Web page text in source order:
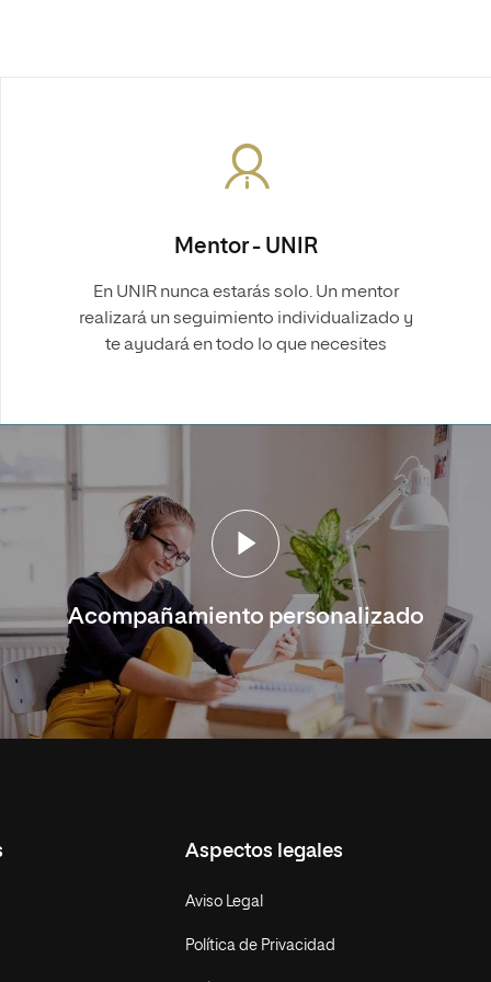
Mentor - UNIR
En UNIR nunca estarás solo. Un mentor
realizará un seguimiento individualizado y
te ayudará en todo lo que necesites
Acompañamiento personalizado
Aspectos legales
Aviso Legal
Política de Privacidad